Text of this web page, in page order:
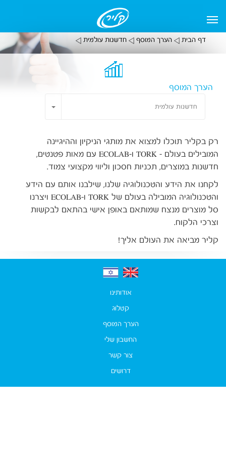
דף הבית הערך המוסף חדשנות עולמית
הערך המוסף
חדשנות עולמית Dropdown
רק בקליר תוכלו למצוא את מותגי הניקיון וההיגיינה
המובילים בעולם – TORK ו-ECOLAB עם מאות פטנטים,
חדשנות במוצרים, תכניות חסכון וליווי מקצועי צמוד.
לקחנו את הידע והטכנולוגיה שלנו, שילבנו אותם עם הידע
והטכנולוגיה המובילה בעולם של TORK ו-ECOLAB ויצרנו
סל מוצרים מנצח שמותאם באופן אישי בהתאם לבקשות
וצרכי הלקוח.
קליר מביאה את העולם אליך!
אודותינו
קטלוג
הערך המוסף
החשבון שלי
צור קשר
דרושים